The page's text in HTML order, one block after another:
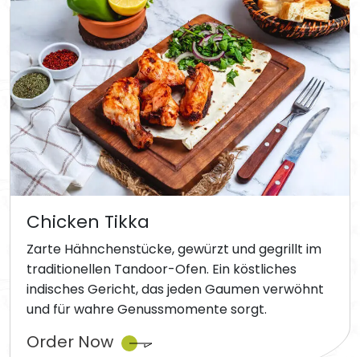
Chicken Tikka
Zarte Hähnchenstücke, gewürzt und gegrillt im
traditionellen Tandoor-Ofen. Ein köstliches
indisches Gericht, das jeden Gaumen verwöhnt
und für wahre Genussmomente sorgt.
Order Now